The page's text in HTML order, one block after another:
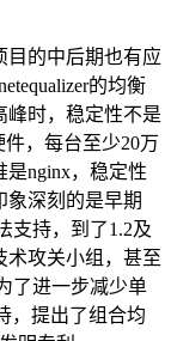
目的中后期也有应
的均衡
峰时，稳定性不是
件，每台至少20万
是nginx，稳定性
象深刻的是早期
支持，到了1.2及
术攻关小组，甚至
了进一步减少单
，提出了组合均